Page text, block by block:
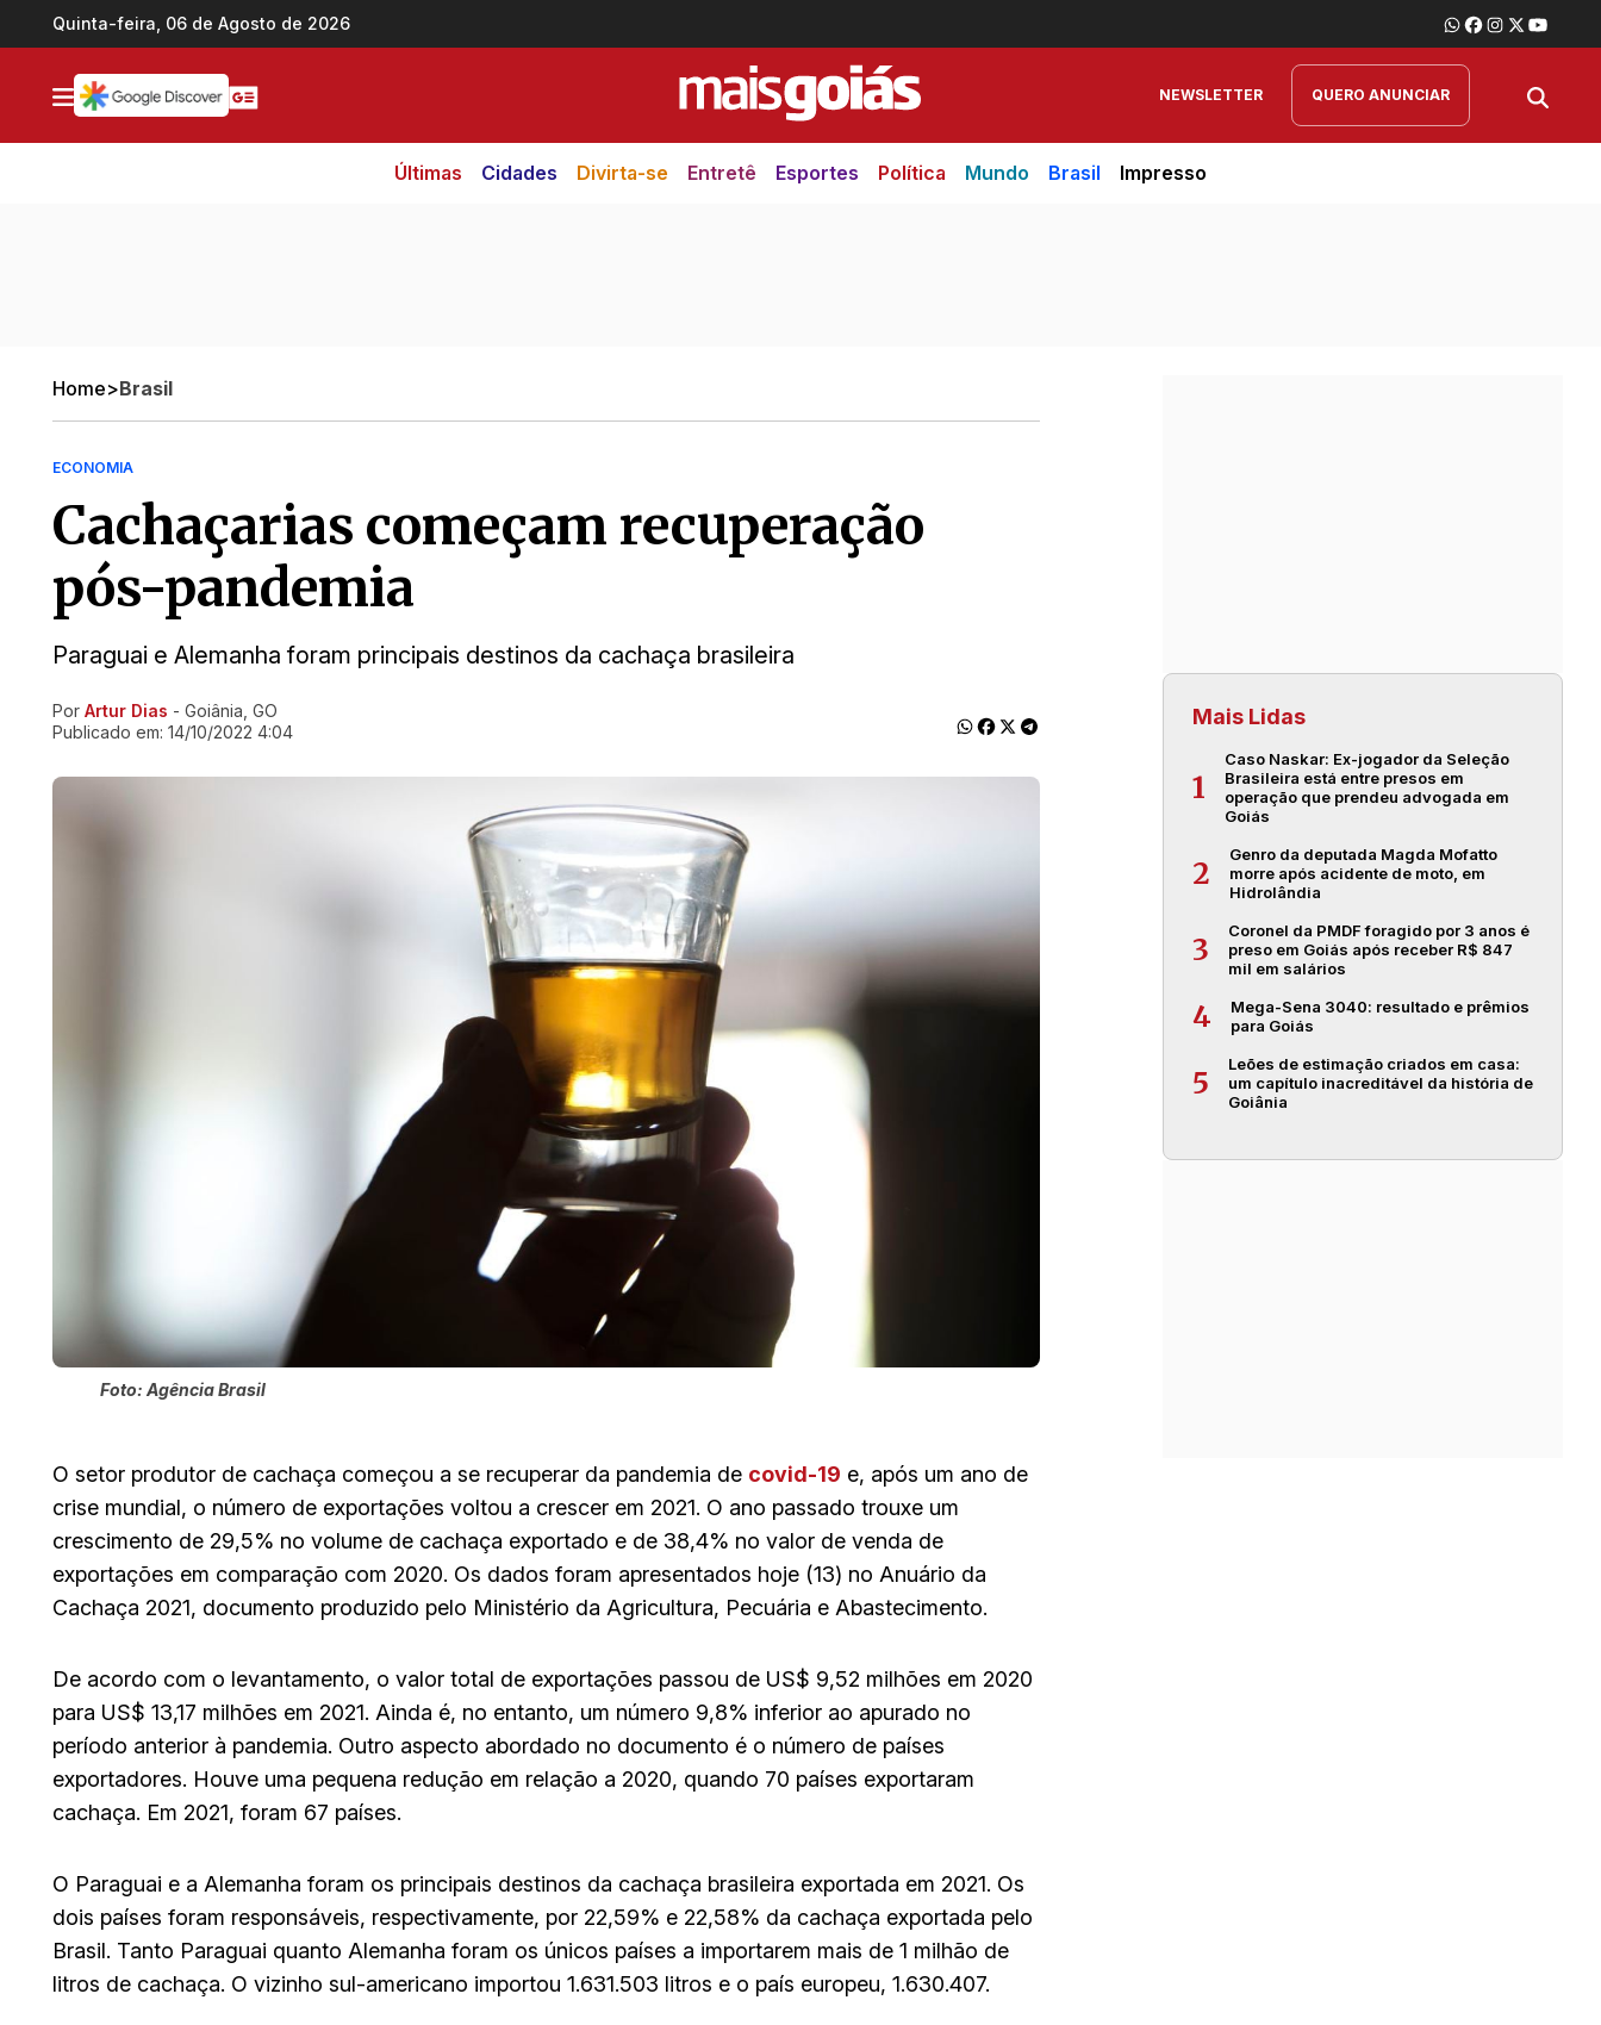
Ir direto pro conteúdo
Quinta-feira, 06 de Agosto de 2026
NEWSLETTER QUERO ANUNCIAR
Últimas Cidades Divirta-se Entretê Esportes Política Mundo Brasil Impresso
Home>Brasil
ECONOMIA
Cachaçarias começam recuperação
pós-pandemia
Paraguai e Alemanha foram principais destinos da cachaça brasileira
Ir direto pra matéria
Por Artur Dias - Goiânia, GO
Publicado em: 14/10/2022 4:04
Foto: Agência Brasil
O setor produtor de cachaça começou a se recuperar da pandemia de covid-19 e, após um ano de
crise mundial, o número de exportações voltou a crescer em 2021. O ano passado trouxe um
crescimento de 29,5% no volume de cachaça exportado e de 38,4% no valor de venda de
exportações em comparação com 2020. Os dados foram apresentados hoje (13) no Anuário da
Cachaça 2021, documento produzido pelo Ministério da Agricultura, Pecuária e Abastecimento.
De acordo com o levantamento, o valor total de exportações passou de US$ 9,52 milhões em 2020
para US$ 13,17 milhões em 2021. Ainda é, no entanto, um número 9,8% inferior ao apurado no
período anterior à pandemia. Outro aspecto abordado no documento é o número de países
exportadores. Houve uma pequena redução em relação a 2020, quando 70 países exportaram
cachaça. Em 2021, foram 67 países.
O Paraguai e a Alemanha foram os principais destinos da cachaça brasileira exportada em 2021. Os
dois países foram responsáveis, respectivamente, por 22,59% e 22,58% da cachaça exportada pelo
Brasil. Tanto Paraguai quanto Alemanha foram os únicos países a importarem mais de 1 milhão de
litros de cachaça. O vizinho sul-americano importou 1.631.503 litros e o país europeu, 1.630.407.
Mais Lidas
1
Caso Naskar: Ex-jogador da Seleção
Brasileira está entre presos em
operação que prendeu advogada em
Goiás
2
Genro da deputada Magda Mofatto
morre após acidente de moto, em
Hidrolândia
3
Coronel da PMDF foragido por 3 anos é
preso em Goiás após receber R$ 847
mil em salários
4
Mega-Sena 3040: resultado e prêmios
para Goiás
5
Leões de estimação criados em casa:
um capítulo inacreditável da história de
Goiânia